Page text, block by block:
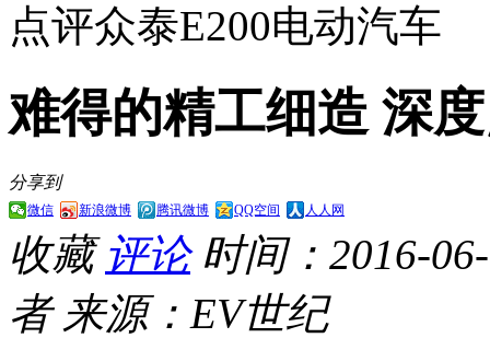
点评众泰E200电动汽车
难得的精工细造 深
分享到
微信 新浪微博 腾讯微博 QQ空间 人人网
收藏 评论 时间：2016-
者 来源：EV世纪